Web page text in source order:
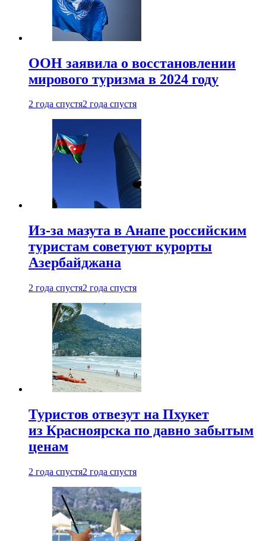
ООН заявила о восстановлении
мирового туризма в 2024 году
2 года спустя2 года спустя
Из-за мазута в Анапе российским
туристам советуют курорты
Азербайджана
2 года спустя2 года спустя
Туристов отвезут на Пхукет
из Красноярска по давно забытым
ценам
2 года спустя2 года спустя